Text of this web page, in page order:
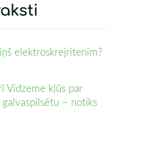
elektroskrejritenim?
Vidzeme kļūs par
– notiks